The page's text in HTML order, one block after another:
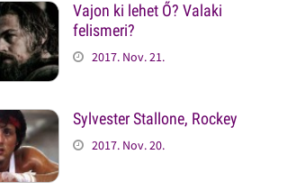
Vajon ki lehet Ő? Valaki
felismeri?
2017. Nov. 21.
Sylvester Stallone, Rockey
2017. Nov. 20.